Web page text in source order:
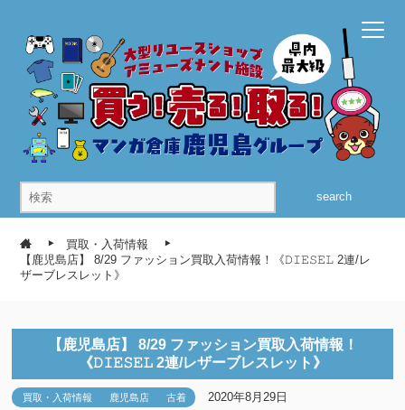
search
買取・入荷情報
【鹿児島店】 8/29 ファッション買取入荷情報！《𝙳𝙸𝙴𝚂𝙴𝙻 2連/レ
ザーブレスレット》
【鹿児島店】 8/29 ファッション買取入荷情報！
《𝙳𝙸𝙴𝚂𝙴𝙻 2連/レザーブレスレット》
買取・入荷情報 鹿児島店 古着 2020年8月29日